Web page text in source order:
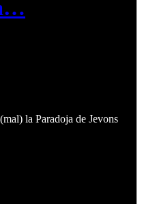
la Paradoja de Jevons